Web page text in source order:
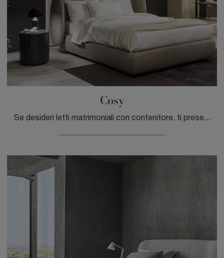
Cosy
Se desideri letti matrimoniali con contenitore, ti presentiamo il modello Cosy in tessuto per impreziosire la zona notte.